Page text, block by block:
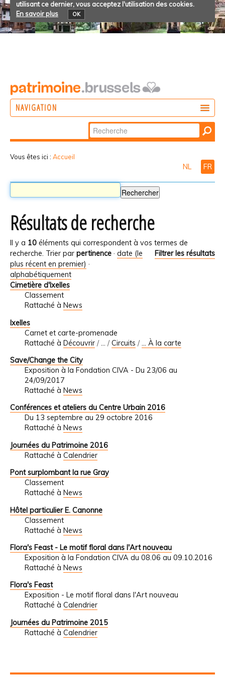
utilisant ce dernier, vous acceptez l'utilisation des cookies.
En savoir plus
OK
NAVIGATION
Chercher par
Recherche
Vous êtes ici : Accueil
NL FR
Résultats de recherche
Il y a 10 éléments qui correspondent à vos termes de
recherche.
Filtrer les résultats
Trier par pertinence · date (le
plus récent en premier) ·
alphabétiquement
Cimetière d'Ixelles
Classement
Rattaché à News
Ixelles
Carnet et carte-promenade
Rattaché à Découvrir /… /Circuits /... À la carte
Save/Change the City
Exposition à la Fondation CIVA - Du 23/06 au
24/09/2017
Rattaché à News
Conférences et ateliers du Centre Urbain 2016
Du 13 septembre au 29 octobre 2016
Rattaché à News
Journées du Patrimoine 2016
Rattaché à Calendrier
Pont surplombant la rue Gray
Classement
Rattaché à News
Hôtel particulier E. Canonne
Classement
Rattaché à News
Flora's Feast - Le motif floral dans l'Art nouveau
Exposition à la Fondation CIVA du 08.06 au 09.10.2016
Rattaché à News
Flora's Feast
Exposition - Le motif floral dans l'Art nouveau
Rattaché à Calendrier
Journées du Patrimoine 2015
Rattaché à Calendrier